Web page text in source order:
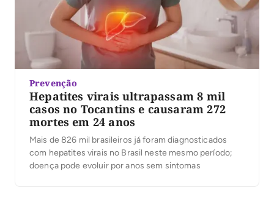
Prevenção
Hepatites virais ultrapassam 8 mil
casos no Tocantins e causaram 272
mortes em 24 anos
Mais de 826 mil brasileiros já foram diagnosticados
com hepatites virais no Brasil neste mesmo período;
doença pode evoluir por anos sem sintomas